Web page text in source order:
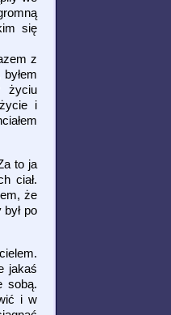
się
z
życiu
i
to ja
ciał.
że
po
jakaś
sobą.
i w